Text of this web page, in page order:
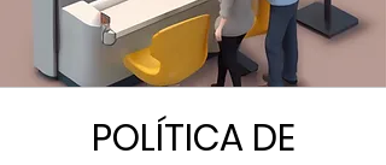
POLÍTICA DE